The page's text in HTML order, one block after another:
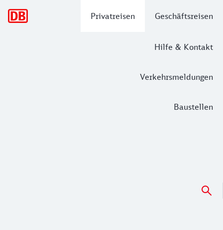
Privatreisen Geschäftsreisen
Hilfe & Kontakt
Verkehrsmeldungen
Baustellen